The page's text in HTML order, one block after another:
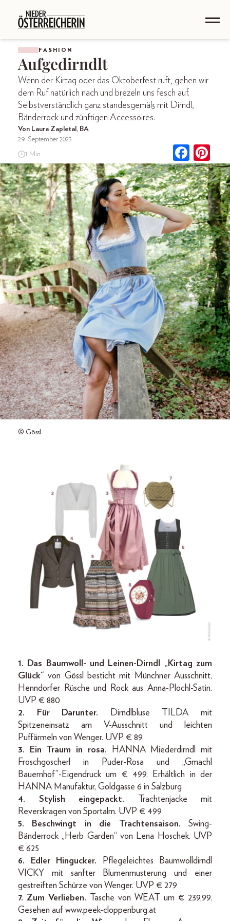
FASHION
Aufgedirndlt
Wenn der Kirtag oder das Oktoberfest ruft, gehen wir
dem Ruf natürlich nach und brezeln uns fesch auf.
Selbstverständlich ganz standesgemäß mit Dirndl,
Bänderrock und zünftigen Accessoires.
Von Laura Zapletal, BA
29. September 2023
1 Min.
© Gössl
1. Das Baumwoll- und Leinen-Dirndl „Kirtag zum
Glück“ von Gössl besticht mit Münchner Ausschnitt,
Henndorfer Rüsche und Rock aus Anna-Plochl-Satin.
UVP € 880
2. Für Darunter. Dirndlbluse TILDA mit
Spitzeneinsatz am V-Ausschnitt und leichten
Puffärmeln von Wenger. UVP € 89
3. Ein Traum in rosa. HANNA Miederdirndl mit
Froschgoscherl in Puder-Rosa und „Gmachl
Bauernhof”-Eigendruck um € 499. Erhältlich in der
HANNA Manufaktur, Goldgasse 6 in Salzburg
4. Stylish eingepackt. Trachtenjacke mit
Reverskragen von Sportalm. UVP € 499
5. Beschwingt in die Trachtensaison. Swing-
Bänderrock „Herb Garden“ von Lena Hoschek. UVP
€ 625
6. Edler Hingucker. Pflegeleichtes Baumwolldirndl
VICKY mit sanfter Blumenmusterung und einer
gestreiften Schürze von Wenger. UVP € 279
7. Zum Verlieben. Tasche von WEAT um € 239,99.
Gesehen auf www.peek-cloppenburg.at